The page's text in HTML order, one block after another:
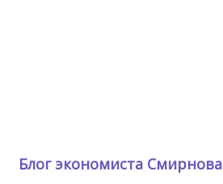
Блог экономиста Смирнова